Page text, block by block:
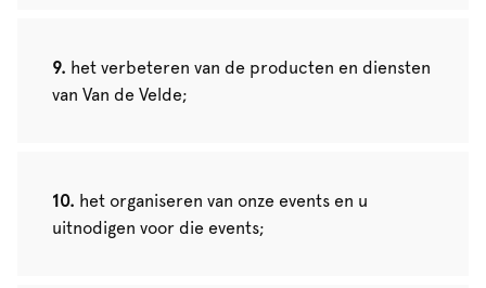
het verbeteren van de producten en diensten
van Van de Velde;
het organiseren van onze events en u
uitnodigen voor die events;